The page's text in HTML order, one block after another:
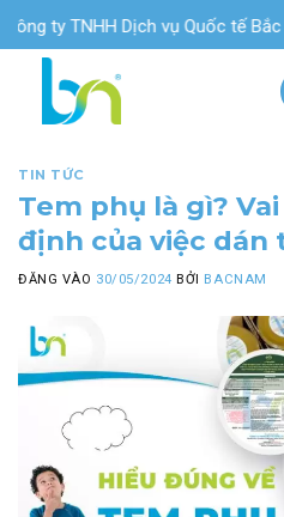
Bỏ
qua
ty TNHH Dịch vụ Quốc tế Bắc
TIN TỨC
Tem phụ là gì?
định của việc dán
ĐĂNG VÀO 30/05/2024 BỞI BACNAM